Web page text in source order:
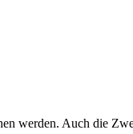
werden. Auch die